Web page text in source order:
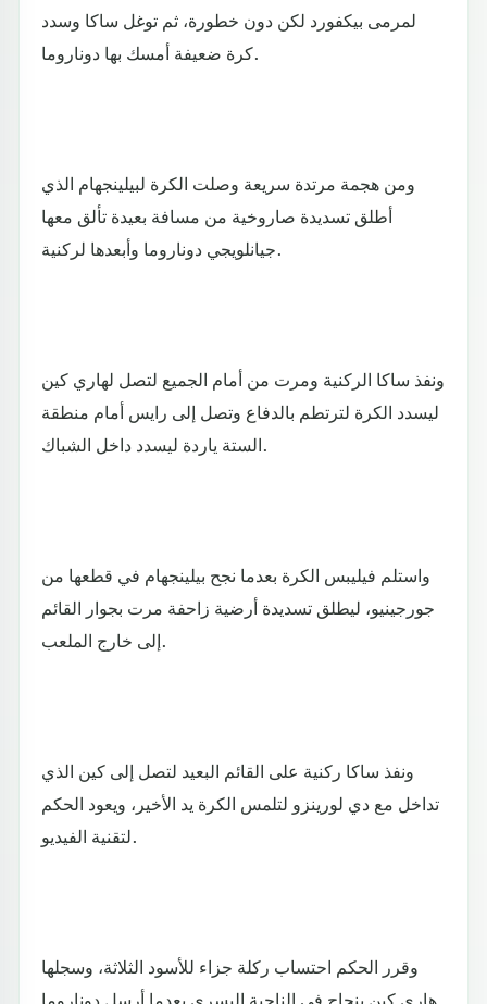
لمرمى بيكفورد لكن دون خطورة، ثم توغل ساكا وسدد
كرة ضعيفة أمسك بها دوناروما.
ومن هجمة مرتدة سريعة وصلت الكرة لبيلينجهام الذي
أطلق تسديدة صاروخية من مسافة بعيدة تألق معها
جيانلويجي دوناروما وأبعدها لركنية.
ونفذ ساكا الركنية ومرت من أمام الجميع لتصل لهاري كين
ليسدد الكرة لترتطم بالدفاع وتصل إلى رايس أمام منطقة
الستة ياردة ليسدد داخل الشباك.
واستلم فيليبس الكرة بعدما نجح بيلينجهام في قطعها من
جورجينيو، ليطلق تسديدة أرضية زاحفة مرت بجوار القائم
إلى خارج الملعب.
ونفذ ساكا ركنية على القائم البعيد لتصل إلى كين الذي
تداخل مع دي لورينزو لتلمس الكرة يد الأخير، ويعود الحكم
لتقنية الفيديو.
وقرر الحكم احتساب ركلة جزاء للأسود الثلاثة، وسجلها
هاري كين بنجاح في الناحية اليسرى بعدما أرسل دوناروما